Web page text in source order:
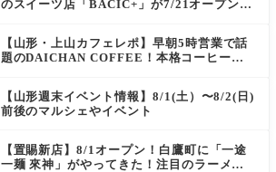
のスイーツ店「BACIC+」が7/21オープン！
【山形・上山カフェレポ】早朝5時営業で話
題のDAICHAN COFFEE！本格コーヒーを
【山形週末イベント情報】8/1(土）〜8/2(日)
前後のマルシェやイベント
【置賜新店】8/1オープン！白鷹町に「一途
一麺 來神」がやってきた！注目のラーメン